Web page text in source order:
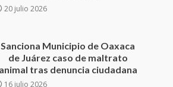
16 julio 2026
California; FGR lo investiga por
presuntos delitos de
delincuencia organizada y